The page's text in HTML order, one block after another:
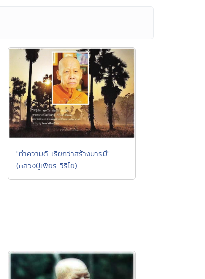
"ทำความดี เรียกว่าสร้างบารมึ"
(หลวงปู่เพียร วิริโย)